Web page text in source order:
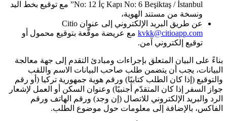
No: 12 İç Kapı No: 6 Beşiktaş / İstanbul” مع توقيع بخط اليد
ونسخة من مستند الهوية،
عن طريق البريد الإلكتروني إلى عنوان Citio
kvkk@citioapp.com مع عريضة موقّعة بتوقيع محمول أو
توقيع إلكتروني آمن.
بناءً على البيان المتعلق بإجراءات ومبادئ التقدم إلى جهة معالجة
البيانات، يجب أن يتضمن طلب صاحب البيانات الاسم واللقب
والتوقيع (إذا كان الطلب كتابيًا) ورقم هوية جمهورية تركيا (أو رقم
جواز السفر إذا كان المتقدّم أجنبيًا) وعنوان السكن أو العمل لإشعار
الرد والبريد الإلكتروني للاتصال (إن وجد) ورقم الهاتف ورقم
الفاكس، بالإضافة إلى معلومات حول موضوع الطلب.